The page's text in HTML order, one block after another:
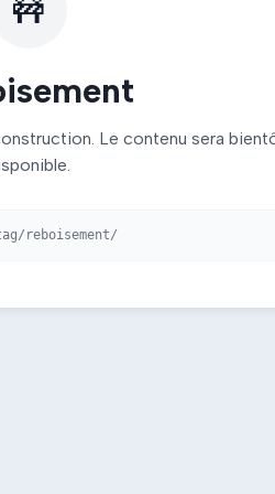
🚧
Le contenu sera
reboisement/